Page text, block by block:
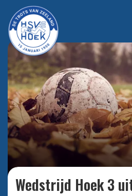
Wedstrijd Hoek 3